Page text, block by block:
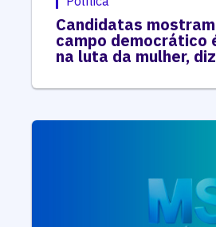
Candidatas
campo democrático
na luta da mulher,